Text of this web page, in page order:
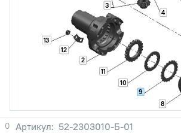
2
3
4
8
9
10
11
12
13
0
52-2303010-Б-01